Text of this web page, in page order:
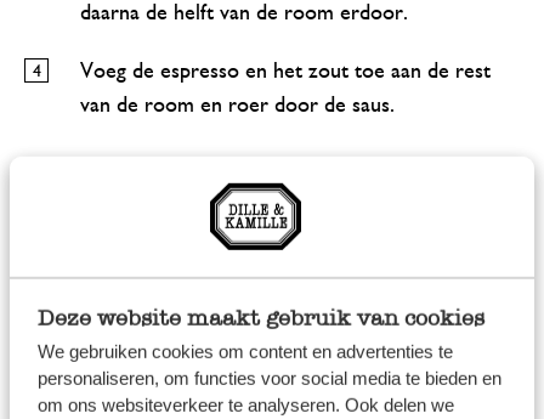
Deze website maakt gebruik van cookies
We gebruiken cookies om content en advertenties te
personaliseren, om functies voor social media te bieden en
om ons websiteverkeer te analyseren. Ook delen we
daarna de helft van de room erdoor.
Voeg de espresso en het zout toe aan de rest
van de room en roer door de saus.
Verdeel de cakejes over de bordjes.
Zet op elk cakeje een gepocheerde peer.
Hak een handje hazelnoten of pecannoten grof
en strooi rondom de peren.